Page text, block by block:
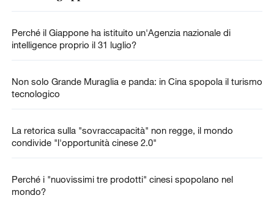
Perché il Giappone ha istituito un'Agenzia nazionale di
intelligence proprio il 31 luglio?
Non solo Grande Muraglia e panda: in Cina spopola il turismo
tecnologico
La retorica sulla "sovraccapacità" non regge, il mondo
condivide "l'opportunità cinese 2.0"
Perché i "nuovissimi tre prodotti" cinesi spopolano nel
mondo?